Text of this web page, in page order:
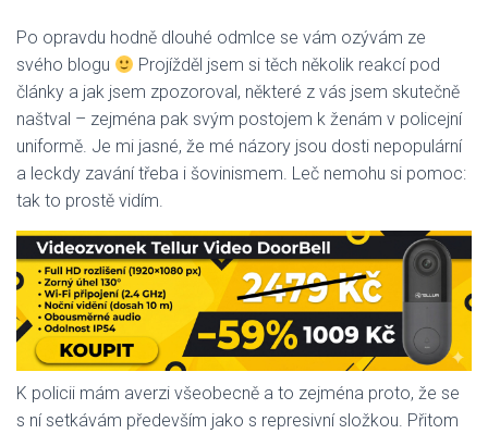
Po opravdu hodně dlouhé odmlce se vám ozývám ze
svého blogu
Projížděl jsem si těch několik reakcí pod
články a jak jsem zpozoroval, některé z vás jsem skutečně
naštval – zejména pak svým postojem k ženám v policejní
uniformě. Je mi jasné, že mé názory jsou dosti nepopulární
a leckdy zavání třeba i šovinismem. Leč nemohu si pomoc:
tak to prostě vidím.
K policii mám averzi všeobecně a to zejména proto, že se
s ní setkávám především jako s represivní složkou. Přitom